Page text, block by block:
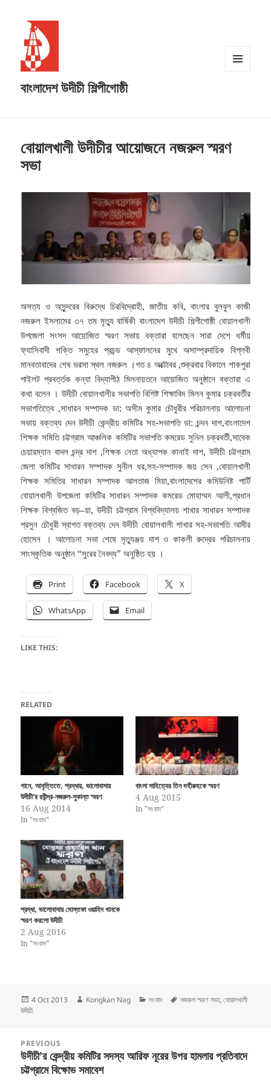
বাংলাদেশ উদীচী শিল্পীগোষ্ঠী
বোয়ালখালী উদীচীর আয়োজনে নজরুল স্মরণ
সভা
অসত্য ও অসুন্দরের বিরুদ্ধে চিরবিদ্রোহী, জাতীয় কবি, বাংলার বুলবুল কাজী
নজরুল ইসলামের ৩৭ তম মৃত্যু বার্ষিকী বাংলাদেশ উদীচী শিল্পীগোষ্ঠী বোয়ালখালী
উপজেলা সংসদ আয়োজিত স্মরণ সভায় বক্তারা বলেছেন সারা দেশে ধর্মীয়
ফ্যাসিবাদী শক্তি সমুহের প্রচন্ড আস্ফালনের মুখে অসাম্প্রদায়িক বিপ্লবী
মানবতাবাদের শেষ ভরসা স্থল নজরুল ।গত ৪ অক্টোবর ,শুক্রবার বিকালে শাকপুরা
পাইলট প্রবর্ত্তক কন্যা বিদ্যাপীঠ মিলনায়তনে আয়োজিত অনুষ্ঠানে বক্তারা এ
কথা বলেন । উদীচী বোয়ালখালীর সভাপতি বিশিষ্ট শিক্ষাবিদ মিলন কুমার চক্রবর্তীর
সভাপতিত্বে ,সাধারন সম্পাদক ডা: অসীম কুমার চৌধুরীর পরিচালনায় আলোচনা
সভায় বক্তব্য দেন উদীচী কেন্দ্রীয় কমিটির সহ-সভাপতি ডা: চন্দন দাশ,বাংলাদেশ
শিক্ষক সমিতি চট্টগ্রাম আঞ্চলিক কমিটির সভাপতি কমরেড সুনিল চক্রবর্তী,সাবেক
চেয়ারম্যান বাদল চন্দ্র দাশ ,শিক্ষক নেতা অধ্যাপক কানাই দাশ, উদীচী চট্টগ্রাম
জেলা কমিটির সাধারন সম্পাদক সুনীল ধর,সহ-সম্পাদক জয় সেন ,বোয়ালখালী
শিক্ষক সমিতির সাধারন সম্পাদক আলতাজ মিয়া,বাংলাদেশের কমিউনিষ্ট পার্টি
বোয়ালখালী উপজেলা কমিটির সাধারন সম্পাদক কমরেড মোহাম্মদ আলী,প্রধান
শিক্ষক বিশ্বজিত বড়–য়া, উদীচী চট্টগ্রাম বিশ্ববিদ্যালয় শাখার সাধারন সম্পাদক
প্রসুন চৌধুরী স্বাগত বক্তব্য দেন উদীচী বোয়ালখালী শাখার সহ-সভাপতি আমীর
হোসেন । আলোচনা সভা শেষে মৃত্যুঞ্জয় দাশ ও কাকলী রুদ্রের পরিচালনায়
সাংস্কৃতিক অনুষ্ঠান “সুরের নৈবদ্য” অনুষ্ঠিত হয় ।
Print Facebook X
WhatsApp Email
LIKE THIS:
RELATED
গানে, আবৃত্তিতে, শ্রদ্ধায়, ভালোবাসায়
উদীচী’র রবীন্দ্র-নজরুল-সুকান্ত স্মরণ
16 Aug 2014
In "সংবাদ"
বাংলা সাহিত্যের তিন মহীরুহকে স্মরণ
4 Aug 2015
In "সংবাদ"
শ্রদ্ধা, ভালোবাসায় মোস্তফা ওয়াহিদ খানকে
স্মরণ করলো উদীচী
2 Aug 2016
In "সংবাদ"
Posted
on
4 Oct 2013 Author
Kongkan Nag Categories
সংবাদ Tags
নজরুল স্মরণ সভা,বোয়ালখালী
উদীচী
navigation
PREVIOUS
Previous
post:
উদীচী’র কেন্দ্রীয় কমিটির সদস্য আরিফ নূরের উপর হামলার প্রতিবাদে
চট্টগ্রামে বিক্ষোভ সমাবেশ